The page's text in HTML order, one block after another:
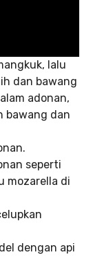
lalu
dan bawang
adonan,
bawang dan
seperti
mozarella di
dengan api